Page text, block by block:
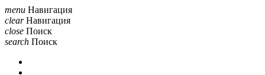
menu Навигация
clear Навигация
close Поиск
search Поиск